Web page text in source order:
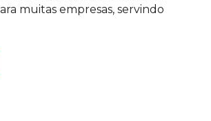
muitas empresas, servindo